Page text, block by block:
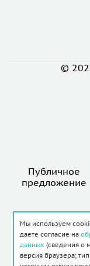
©
Публичное
предложение
Записаться
Мы используем
даете согласие на
данных (сведения о
версия браузера;